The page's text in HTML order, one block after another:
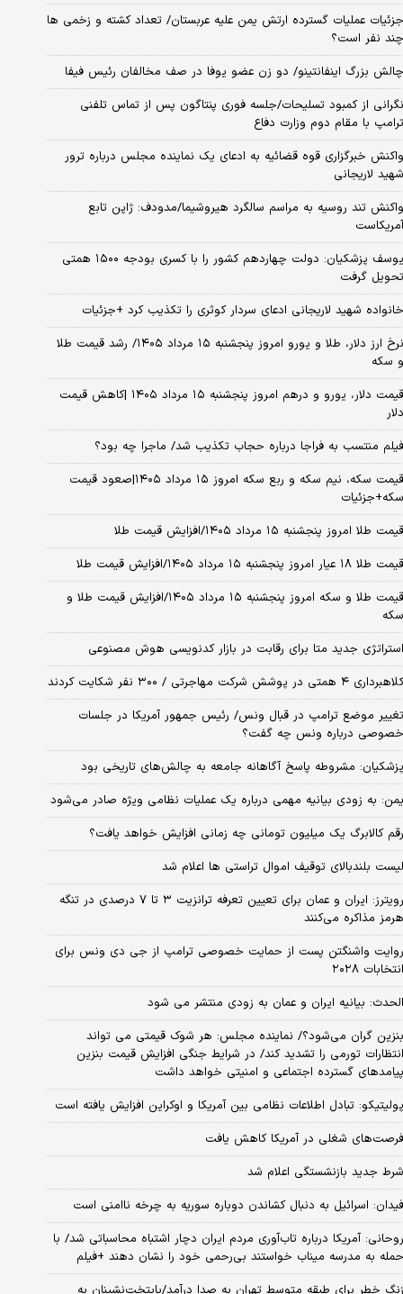
جزئیات عملیات گسترده ارتش یمن علیه عربستان/ تعداد کشته و زخمی ها
چند نفر است؟
چالش بزرگ اینفانتینو/ دو زن عضو یوفا در صف مخالفان رئیس فیفا
نگرانی از کمبود تسلیحات/جلسه فوری پنتاگون پس از تماس تلفنی
ترامپ با مقام دوم وزارت دفاع
واکنش خبرگزاری قوه قضائیه به ادعای یک نماینده مجلس درباره ترور
شهید لاریجانی
واکنش تند روسیه به مراسم سالگرد هیروشیما/مدودف: ژاپن تابع
آمریکاست
یوسف پزشکیان: دولت چهاردهم کشور را با کسری بودجه ۱۵۰۰ همتی
تحویل گرفت
خانواده شهید لاریجانی ادعای سردار کوثری را تکذیب کرد +جزئیات
نرخ ارز دلار، طلا و یورو امروز پنجشنبه ۱۵ مرداد ۱۴۰۵/ رشد قیمت طلا
و سکه
قیمت دلار، یورو و درهم امروز پنجشنبه ۱۵ مرداد ۱۴۰۵ |کاهش قیمت
دلار
فیلم منتسب به فراجا درباره حجاب تکذیب شد/ ماجرا چه بود؟
قیمت سکه، نیم سکه و ربع سکه امروز ۱۵ مرداد ۱۴۰۵|صعود قیمت
سکه+جزئیات
قیمت طلا امروز پنجشنبه ۱۵ مرداد ۱۴۰۵/افزایش قیمت طلا
قیمت طلا ۱۸ عیار امروز پنجشنبه ۱۵ مرداد ۱۴۰۵/افزایش قیمت طلا
قیمت طلا و سکه امروز پنجشنبه ۱۵ مرداد ۱۴۰۵/افزایش قیمت طلا و
سکه
استراتژی جدید متا برای رقابت در بازار کدنویسی هوش مصنوعی
کلاهبرداری ۴ همتی در پوشش شرکت مهاجرتی / ۳۰۰ نفر شکایت کردند
تغییر موضع ترامپ در قبال ونس/ رئیس جمهور آمریکا در جلسات
خصوصی درباره ونس چه گفت؟
پزشکیان: مشروطه پاسخ آگاهانه جامعه به چالش‌های تاریخی بود
یمن: به زودی بیانیه مهمی درباره یک عملیات نظامی ویژه صادر می‌شود
رقم کالابرگ یک میلیون تومانی چه زمانی افزایش خواهد یافت؟
لیست بلندبالای توقیف اموال تراستی ها اعلام شد
رویترز: ایران و عمان برای تعیین تعرفه ترانزیت ۳ تا ۷ درصدی در تنگه
هرمز مذاکره می‌کنند
روایت واشنگتن پست از حمایت خصوصی ترامپ از جی دی ونس برای
انتخابات ۲۰۲۸
الحدث: بیانیه ایران و عمان به زودی منتشر می شود
بنزین گران می‌شود؟/ نماینده مجلس: هر شوک قیمتی می تواند
انتظارات تورمی را تشدید کند/ در شرایط جنگی افزایش قیمت بنزین
پیامدهای گسترده اجتماعی و امنیتی خواهد داشت
پولیتیکو: تبادل اطلاعات نظامی بین آمریکا و اوکراین افزایش یافته است
فرصت‌های شغلی در آمریکا کاهش یافت
شرط جدید بازنشستگی اعلام شد
فیدان: اسرائیل به دنبال کشاندن دوباره سوریه به چرخه ناامنی است
روحانی: آمریکا درباره تاب‌آوری مردم ایران دچار اشتباه محاسباتی شد/ با
حمله به مدرسه میناب خواستند بی‌رحمی خود را نشان دهند +فیلم
زنگ خطر برای طبقه متوسط تهران به صدا درآمد/پایتخت‌نشینان به